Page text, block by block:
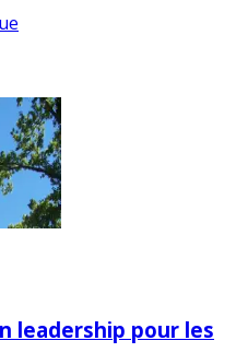
leadership pour les